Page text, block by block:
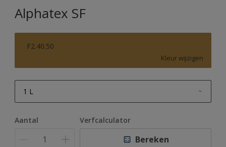
Alphatex SF
F2.40.50
Kleur wijzigen
1 L
Aantal Verfcalculator
Bereken